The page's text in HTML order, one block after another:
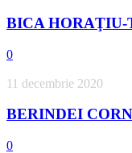
BICA
0
11 decembrie 2020
BERINDEI
0